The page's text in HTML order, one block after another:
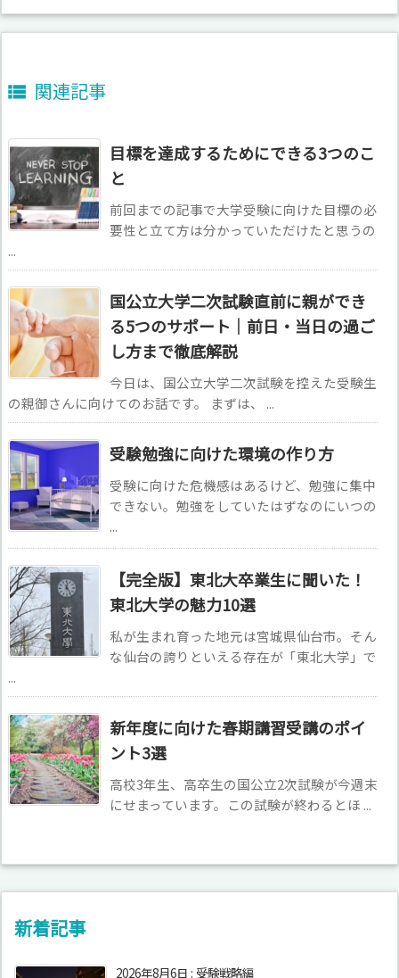
 関連記事
目標を達成するためにできる3つのこ
と
前回までの記事で大学受験に向けた目標の必
要性と立て方は分かっていただけたと思うの
...
国公立大学二次試験直前に親ができ
る5つのサポート｜前日・当日の過ご
し方まで徹底解説
今日は、国公立大学二次試験を控えた受験生
の親御さんに向けてのお話です。 まずは、 ...
受験勉強に向けた環境の作り方
受験に向けた危機感はあるけど、勉強に集中
できない。勉強をしていたはずなのにいつの
...
【完全版】東北大卒業生に聞いた！
東北大学の魅力10選
私が生まれ育った地元は宮城県仙台市。そん
な仙台の誇りといえる存在が「東北大学」で
...
新年度に向けた春期講習受講のポイ
ント3選
高校3年生、高卒生の国公立2次試験が今週末
にせまっています。この試験が終わるとほ ...
新着記事
2026年8月6日 : 受験戦略編